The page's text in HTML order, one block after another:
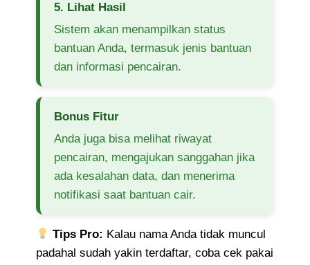
5. Lihat Hasil
Sistem akan menampilkan status
bantuan Anda, termasuk jenis bantuan
dan informasi pencairan.
Bonus Fitur
Anda juga bisa melihat riwayat
pencairan, mengajukan sanggahan jika
ada kesalahan data, dan menerima
notifikasi saat bantuan cair.
Tips Pro: Kalau nama Anda tidak muncul
padahal sudah yakin terdaftar, coba cek pakai